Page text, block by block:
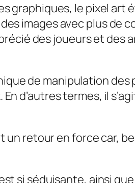
graphiques, le pixel art
images avec plus de
des joueurs et des
de manipulation des
d’autres termes, il
un retour en force car,
si séduisante, ainsi